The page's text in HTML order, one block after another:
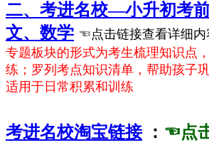
二、考进名校—小升初考
文、数学 ☜点击链接查看详细内
专题板块的形式为考生梳理知识点
练； 罗列考点知识清单，帮助孩子
适用于日常积累和训练
考进名校淘宝链接： ☜点